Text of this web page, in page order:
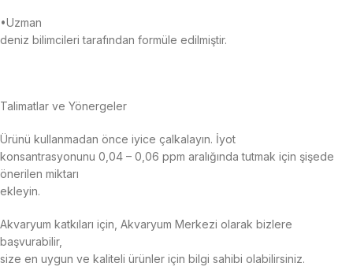
•Uzman
deniz bilimcileri tarafından formüle edilmiştir.
Talimatlar ve Yönergeler
Ürünü kullanmadan önce iyice çalkalayın. İyot
konsantrasyonunu 0,04 – 0,06 ppm aralığında tutmak için şişede
önerilen miktarı
ekleyin.
Akvaryum katkıları için, Akvaryum Merkezi olarak bizlere
başvurabilir,
size en uygun ve kaliteli ürünler için bilgi sahibi olabilirsiniz.